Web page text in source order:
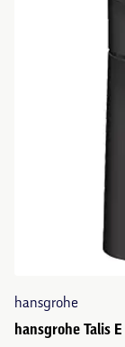
hansgrohe
hansgrohe Talis